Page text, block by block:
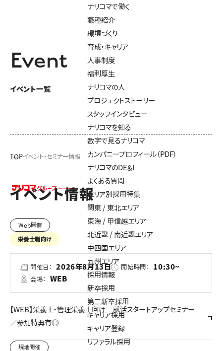
ナリコマで働く
職種紹介
環境づくり
育成・キャリア
人事制度
福利厚生
ナリコマの人
プロジェクトストーリー
スタッフインタビュー
ナリコマを知る
数字で見るナリコマ
カンパニープロフィール（PDF）
ナリコマのDE&I
よくある質問
エリア別採用特集
関東 / 東北エリア
東海 / 甲信越エリア
北近畿 / 南近畿エリア
中四国エリア
九州エリア
採用情報
新卒採用
第二新卒採用
キャリア採用
キャリア登録
リファラル採用
Event
イベント一覧
TOPイベント・セミナー情報
イベント情報
Web開催
栄養士職向け
開催日： 2026年8月13日 開始時間： 10:30~
会場： WEB
【WEB】栄養士・管理栄養士向け 就活スタートアップセミナー
／参加特典有◎
現地開催